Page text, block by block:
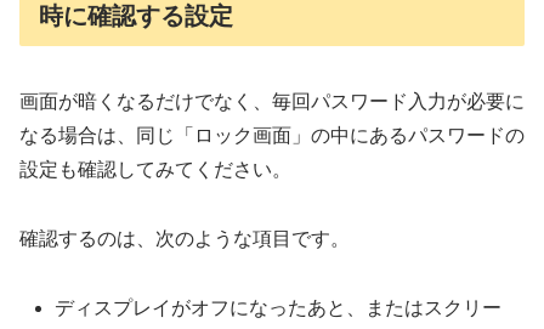
時に確認する設定
画面が暗くなるだけでなく、毎回パスワード入力が必要に
なる場合は、同じ「ロック画面」の中にあるパスワードの
設定も確認してみてください。
確認するのは、次のような項目です。
ディスプレイがオフになったあと、またはスクリー